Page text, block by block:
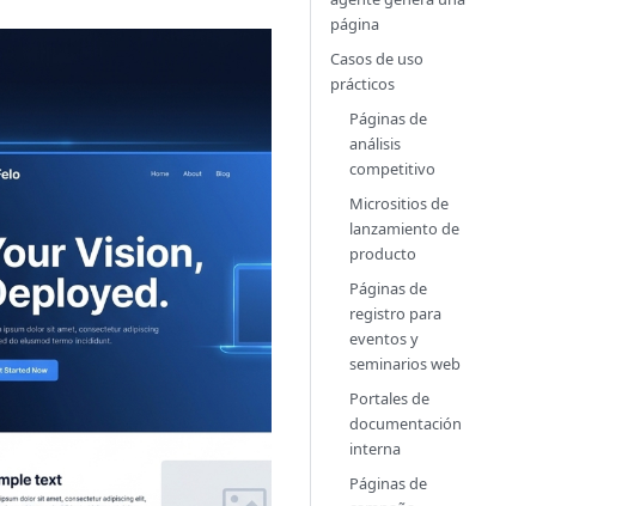
página
Casos de uso
prácticos
Páginas de
análisis
competitivo
Micrositios de
lanzamiento de
producto
Páginas de
registro para
eventos y
seminarios web
Portales de
documentación
interna
Páginas de